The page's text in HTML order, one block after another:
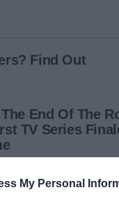
My Personal